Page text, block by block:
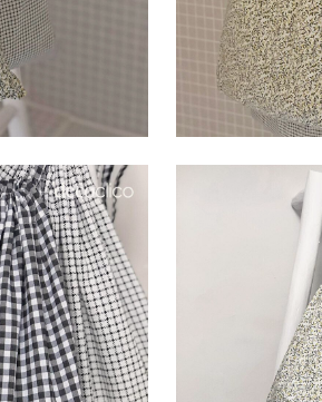
Fluweel
Blond hout
Papier mache
Glas
Verzinkt en gegalvaniseerd staal